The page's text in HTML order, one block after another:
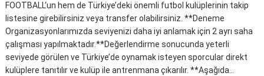
FOOTBALL‘un hem de Türkiye’deki önemli futbol kulüplerinin takip
listesine girebilirsiniz veya transfer olabilirsiniz. **Deneme
Organizasyonlarımızda seviyenizi daha iyi anlamak için 2 ayrı saha
çalışması yapılmaktadır.**Değerlendirme sonucunda yeterli
seviyede görülen ve Türkiye’de oynamak isteyen sporcular direkt
kulüplere tanıtılır ve kulüp ile antrenmana çıkarılır. **Aşağıda…